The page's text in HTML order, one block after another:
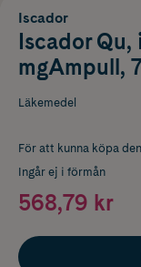
Iscador
Iscador Qu,
mgAmpull,
Läkemedel
För att kunna köpa
Ingår ej i förmån
568,79 kr